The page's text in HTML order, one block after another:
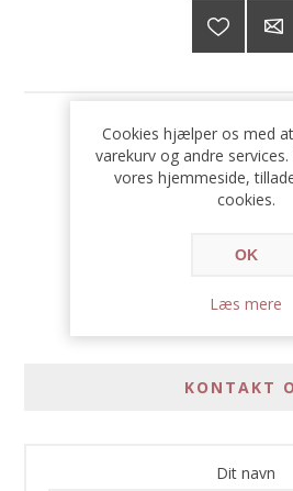
149,00
KONTAKT
Dit navn
Cookies hjælper os med
varekurv og andre
vores hjemmeside,
cookies.
OK
Læs mere